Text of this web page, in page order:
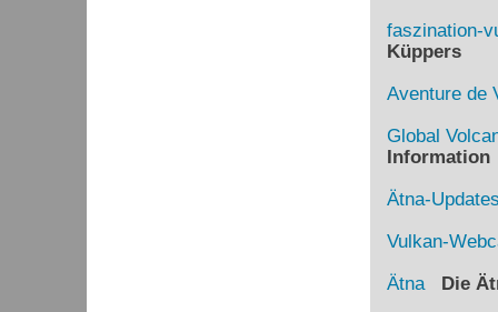
faszination-
Küppers
Aventure de
Global
Information
Ätna-
Vulkan-
Ätna
Die